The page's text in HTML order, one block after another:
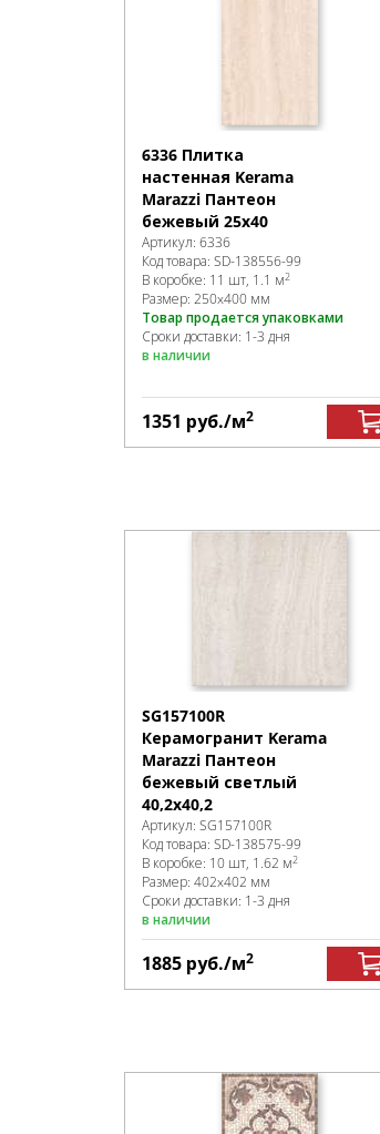
6336 Плитка
настенная Kerama
Marazzi Пантеон
бежевый 25х40
Артикул: 6336
Код товара: SD-138556-99
В коробке: 11 шт, 1.1 м2
Размер: 250x400 мм
Товар продается упаковками
Сроки доставки: 1-3 дня
в наличии
1351 руб./м2
SG157100R
Керамогранит Kerama
Marazzi Пантеон
бежевый светлый
40,2х40,2
Артикул: SG157100R
Код товара: SD-138575-99
В коробке: 10 шт, 1.62 м2
Размер: 402x402 мм
Сроки доставки: 1-3 дня
в наличии
1885 руб./м2